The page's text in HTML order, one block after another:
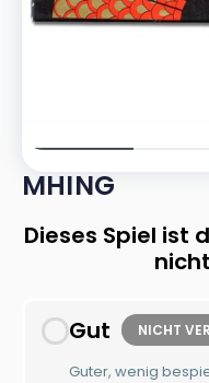
MHING
Dieses Spiel ist
Gut NICHT
Guter, wenig